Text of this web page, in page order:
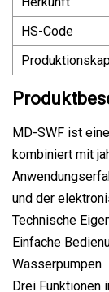
HS-Code
MD-SWF ist
kombiniert mit
und der
Technische
Einfache
Wasserpumpen
Drei Funktionen